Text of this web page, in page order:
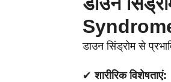
डाउन सिंड्रोम से
✔शारीरिक विशेषताएं: